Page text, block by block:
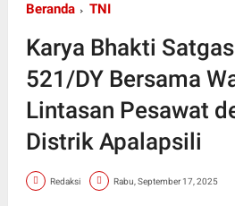
Beranda TNI
Karya Bhakti
521/DY Bersama
Lintasan Pesawat
Distrik Apalapsili
Redaksi Rabu, September 17, 2025